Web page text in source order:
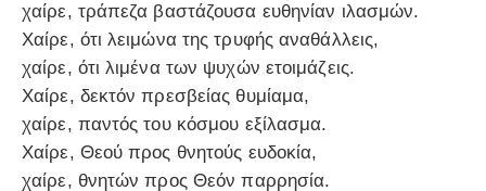
χαίρε, τράπεζα βαστάζουσα ευθηνίαν ιλασμών.
Χαίρε, ότι λειμώνα της τρυφής αναθάλλεις,
χαίρε, ότι λιμένα των ψυχών ετοιμάζεις.
Χαίρε, δεκτόν πρεσβείας θυμίαμα,
χαίρε, παντός του κόσμου εξίλασμα.
Χαίρε, Θεού προς θνητούς ευδοκία,
χαίρε, θνητών προς Θεόν παρρησία.